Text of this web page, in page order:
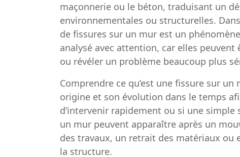
maçonnerie ou le béton, traduisant un
environnementales ou structurelles.
de fissures sur un mur est un
analysé avec attention, car elles
ou révéler un problème beaucoup plus
Comprendre ce qu’est une fissure sur
origine et son évolution dans le temps
d’intervenir rapidement ou si une
un mur peuvent apparaître après un
des travaux, un retrait des matériaux ou
la structure.